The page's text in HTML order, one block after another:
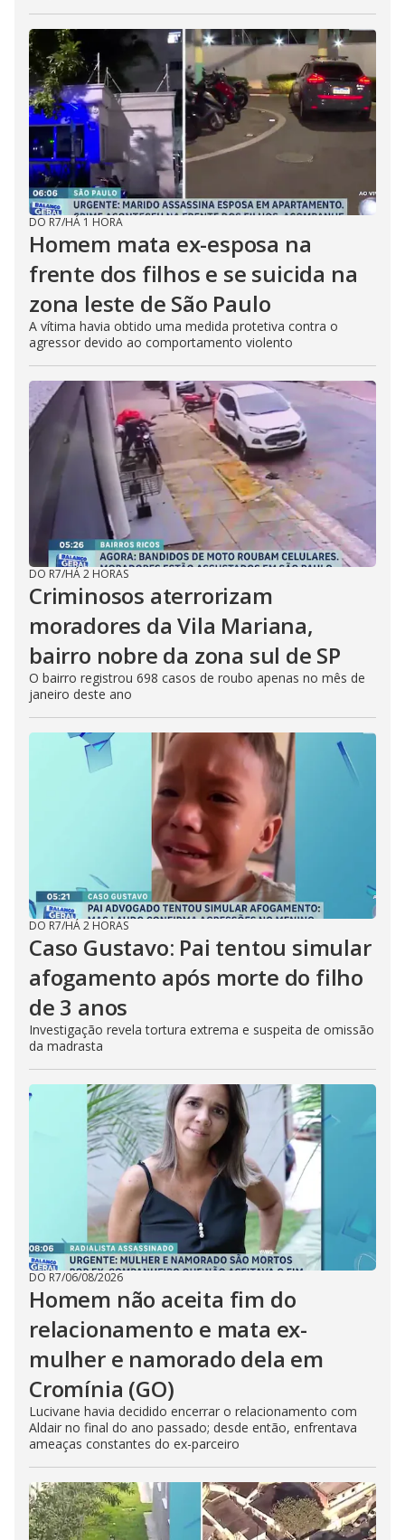
DO R7/HÁ 1 HORA
Homem mata ex-esposa na
frente dos filhos e se suicida na
zona leste de São Paulo
A vítima havia obtido uma medida protetiva contra o
agressor devido ao comportamento violento
DO R7/HÁ 2 HORAS
Criminosos aterrorizam
moradores da Vila Mariana,
bairro nobre da zona sul de SP
O bairro registrou 698 casos de roubo apenas no mês de
janeiro deste ano
DO R7/HÁ 2 HORAS
Caso Gustavo: Pai tentou simular
afogamento após morte do filho
de 3 anos
Investigação revela tortura extrema e suspeita de omissão
da madrasta
DO R7/06/08/2026
Homem não aceita fim do
relacionamento e mata ex-
mulher e namorado dela em
Cromínia (GO)
Lucivane havia decidido encerrar o relacionamento com
Aldair no final do ano passado; desde então, enfrentava
ameaças constantes do ex-parceiro